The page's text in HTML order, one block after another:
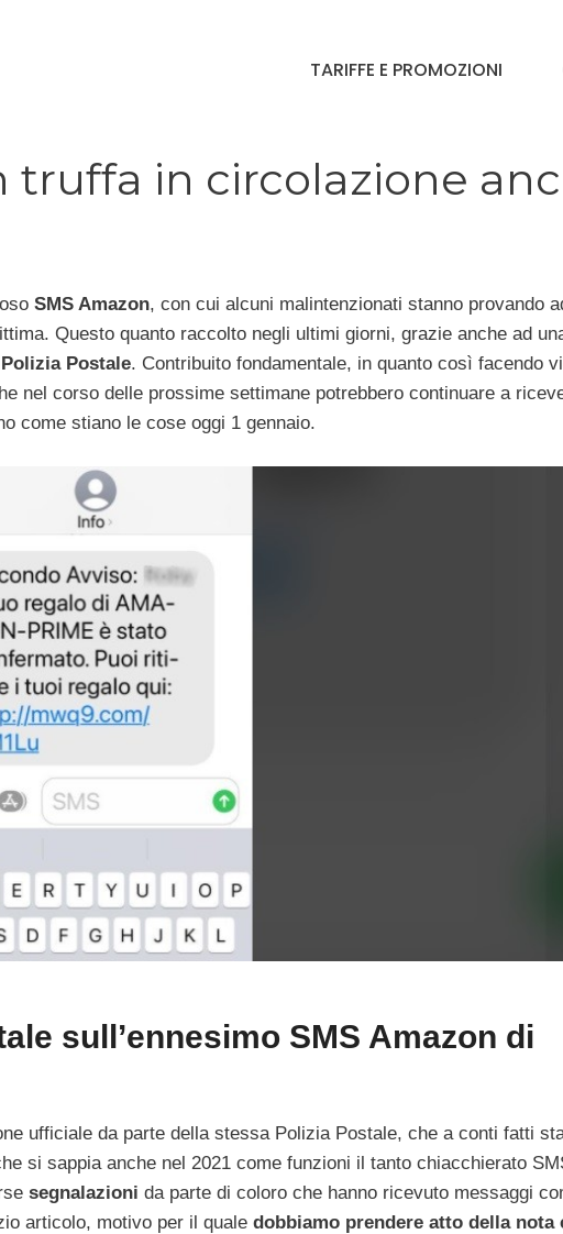
TARIFFE E PROMOZIONI
truffa in circolazione
SMS Amazon, con cui alcuni malintenzionati stanno provando
Questo quanto raccolto negli ultimi giorni, grazie anche ad
Postale. Contribuito fondamentale, in quanto così facendo
nel corso delle prossime settimane potrebbero continuare a
come stiano le cose oggi 1 gennaio.
sull’ennesimo SMS Amazon di
ufficiale da parte della stessa Polizia Postale, che a conti fatti
si sappia anche nel 2021 come funzioni il tanto chiacchierato
segnalazioni da parte di coloro che hanno ricevuto messaggi
articolo, motivo per il quale dobbiamo prendere atto della nota